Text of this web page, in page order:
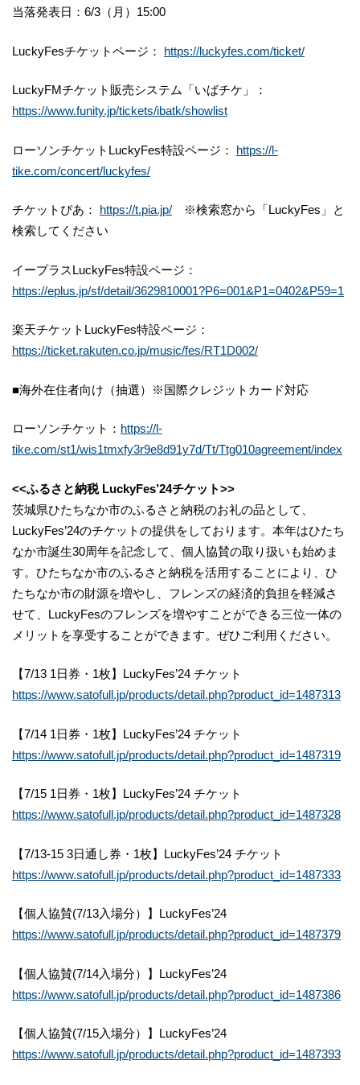
当落発表日：6/3（月）15:00
LuckyFesチケットページ： https://luckyfes.com/ticket/
LuckyFMチケット販売システム「いばチケ」：
https://www.funity.jp/tickets/ibatk/showlist
ローソンチケットLuckyFes特設ページ： https://l-
tike.com/concert/luckyfes/
チケットぴあ： https://t.pia.jp/ ※検索窓から「LuckyFes」と
検索してください
イープラスLuckyFes特設ページ：
https://eplus.jp/sf/detail/3629810001?P6=001&P1=0402&P59=1
楽天チケットLuckyFes特設ページ：
https://ticket.rakuten.co.jp/music/fes/RT1D002/
■海外在住者向け（抽選）※国際クレジットカード対応
ローソンチケット： https://l-
tike.com/st1/wis1tmxfy3r9e8d91y7d/Tt/Ttg010agreement/index
<<ふるさと納税 LuckyFes’24チケット>>
茨城県ひたちなか市のふるさと納税のお礼の品として、
LuckyFes’24のチケットの提供をしております。本年はひたち
なか市誕生30周年を記念して、個人協賛の取り扱いも始めま
す。ひたちなか市のふるさと納税を活用することにより、ひ
たちなか市の財源を増やし、フレンズの経済的負担を軽減さ
せて、LuckyFesのフレンズを増やすことができる三位一体の
メリットを享受することができます。ぜひご利用ください。
【7/13 1日券・1枚】LuckyFes’24 チケット
https://www.satofull.jp/products/detail.php?product_id=1487313
【7/14 1日券・1枚】LuckyFes’24 チケット
https://www.satofull.jp/products/detail.php?product_id=1487319
【7/15 1日券・1枚】LuckyFes’24 チケット
https://www.satofull.jp/products/detail.php?product_id=1487328
【7/13‐15 3日通し券・1枚】LuckyFes’24 チケット
https://www.satofull.jp/products/detail.php?product_id=1487333
【個人協賛(7/13入場分）】LuckyFes’24
https://www.satofull.jp/products/detail.php?product_id=1487379
【個人協賛(7/14入場分）】LuckyFes’24
https://www.satofull.jp/products/detail.php?product_id=1487386
【個人協賛(7/15入場分）】LuckyFes’24
https://www.satofull.jp/products/detail.php?product_id=1487393